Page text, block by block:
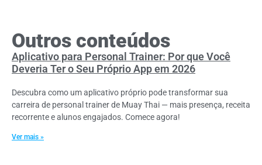
Outros conteúdos
Aplicativo para Personal Trainer: Por que Você
Deveria Ter o Seu Próprio App em 2026
Descubra como um aplicativo próprio pode transformar sua
carreira de personal trainer de Muay Thai — mais presença, receita
recorrente e alunos engajados. Comece agora!
Ver mais »